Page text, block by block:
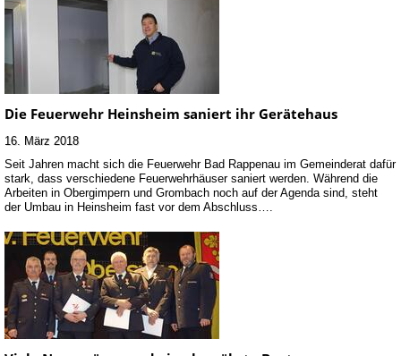
Die Feuerwehr Heinsheim saniert ihr Gerätehaus
16. März 2018
Seit Jahren macht sich die Feuerwehr Bad Rappenau im Gemeinderat dafür
stark, dass verschiedene Feuerwehrhäuser saniert werden. Während die
Arbeiten in Obergimpern und Grombach noch auf der Agenda sind, steht
der Umbau in Heinsheim fast vor dem Abschluss….